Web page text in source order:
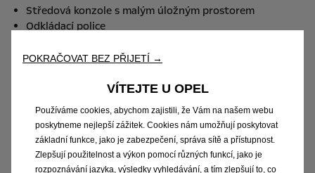
Středová konzole s malým úložným prostorem
Odkládací police
Chlazení
Tachometr v kilometrech
Pádla řazení pod volantem
Úložný prostor (palubní deska) - spodní prostor otevřen
+ horní prostor uzavřen
Elektricky ovládaná přední okna
Manuální klimatizace
POKRAČOVAT BEZ PŘIJETÍ →
VÍTEJTE U OPEL
Používáme cookies, abychom zajistili, že Vám na našem webu
poskytneme nejlepší zážitek. Cookies nám umožňují poskytovat
základní funkce, jako je zabezpečení, správa sítě a přístupnost.
Zlepšují použitelnost a výkon pomocí různých funkcí, jako je
rozpoznávání jazyka, výsledky vyhledávání, a tím zlepšují to, co